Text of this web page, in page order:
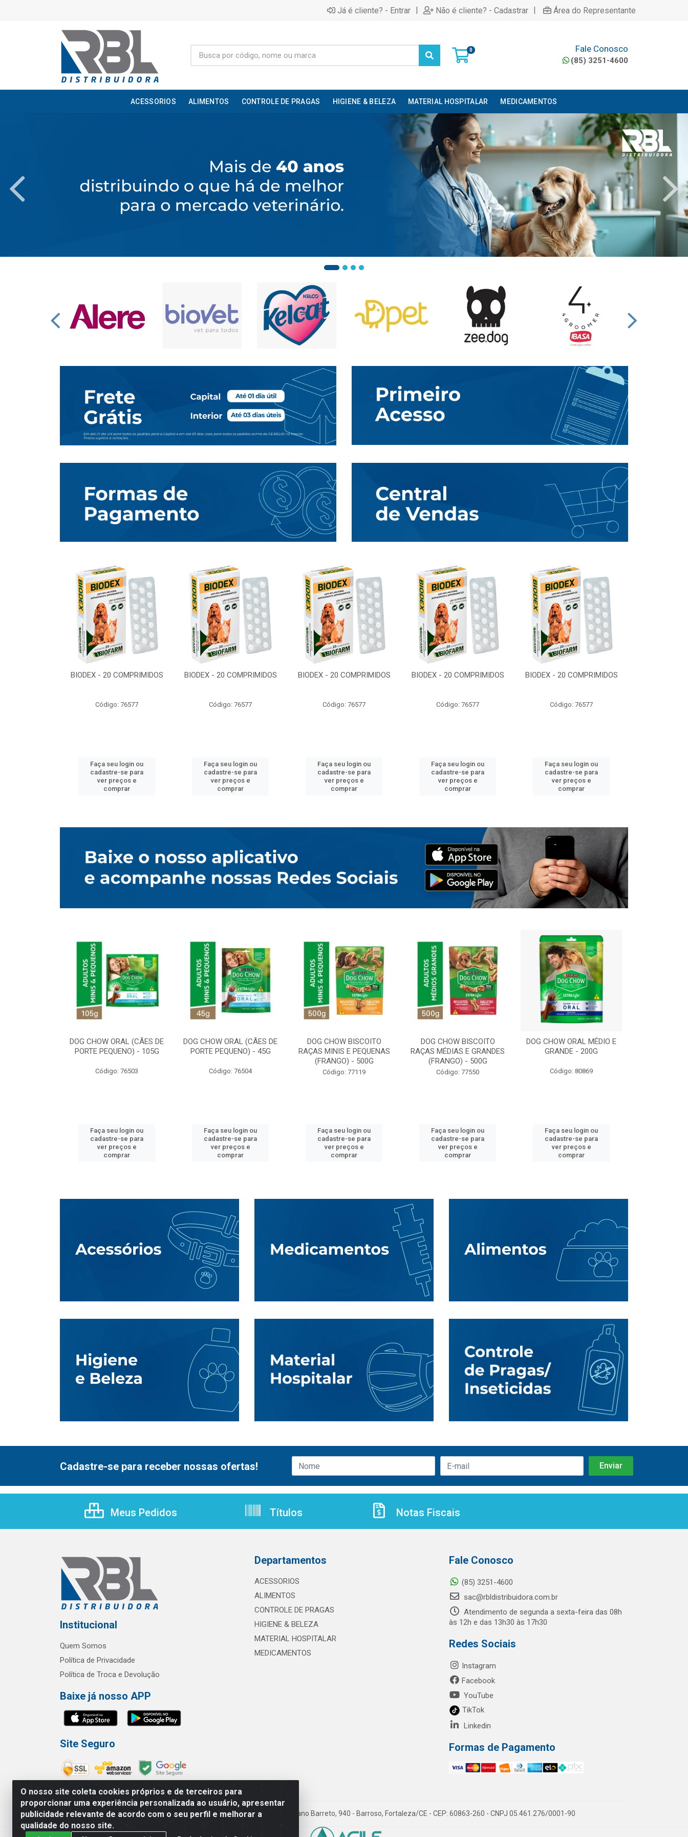
Já é cliente? - Entrar | Não é cliente? - Cadastrar | Área do Representante
0 Fale Conosco
(85) 3251-4600
ACESSORIOS ALIMENTOS CONTROLE DE PRAGAS HIGIENE & BELEZA MATERIAL HOSPITALAR MEDICAMENTOS
BIODEX - 20 COMPRIMIDOS
Código: 76577
Faça seu login ou
cadastre-se para
ver preços e
comprar
BIODEX - 20 COMPRIMIDOS
Código: 76577
Faça seu login ou
cadastre-se para
ver preços e
comprar
BIODEX - 20 COMPRIMIDOS
Código: 76577
Faça seu login ou
cadastre-se para
ver preços e
comprar
BIODEX - 20 COMPRIMIDOS
Código: 76577
Faça seu login ou
cadastre-se para
ver preços e
comprar
BIODEX - 20 COMPRIMIDOS
Código: 76577
Faça seu login ou
cadastre-se para
ver preços e
comprar
DOG CHOW ORAL (CÃES DE
PORTE PEQUENO) - 105G
Código: 76503
Faça seu login ou
cadastre-se para
ver preços e
comprar
DOG CHOW ORAL (CÃES DE
PORTE PEQUENO) - 45G
Código: 76504
Faça seu login ou
cadastre-se para
ver preços e
comprar
DOG CHOW BISCOITO
RAÇAS MINIS E PEQUENAS
(FRANGO) - 500G
Código: 77119
Faça seu login ou
cadastre-se para
ver preços e
comprar
DOG CHOW BISCOITO
RAÇAS MÉDIAS E GRANDES
(FRANGO) - 500G
Código: 77550
Faça seu login ou
cadastre-se para
ver preços e
comprar
DOG CHOW ORAL MÉDIO E
GRANDE - 200G
Código: 80869
Faça seu login ou
cadastre-se para
ver preços e
comprar
O nosso site coleta cookies próprios e de terceiros para
proporcionar uma experiência personalizada ao usuário, apresentar
publicidade relevante de acordo com o seu perfil e melhorar a
qualidade do nosso site.
Cadastre-se para receber nossas ofertas!
Meus Pedidos Títulos Notas Fiscais
Institucional
Quem Somos
Política de Privacidade
Política de Troca e Devolução
Baixe já nosso APP
Site Seguro
Departamentos
ACESSORIOS
ALIMENTOS
CONTROLE DE PRAGAS
HIGIENE & BELEZA
MATERIAL HOSPITALAR
MEDICAMENTOS
Fale Conosco
(85) 3251-4600
sac@rbldistribuidora.com.br
Atendimento de segunda a sexta-feira das 08h
às 12h e das 13h30 às 17h30
Redes Sociais
Instagram
Facebook
YouTube
TikTok
Linkedin
Formas de Pagamento
RBL Distribuidora Distribuidora Gomes LTDA - Rua Maximiano Barreto, 940 - Barroso, Fortaleza/CE - CEP: 60863-260 - CNPJ 05.461.276/0001-90